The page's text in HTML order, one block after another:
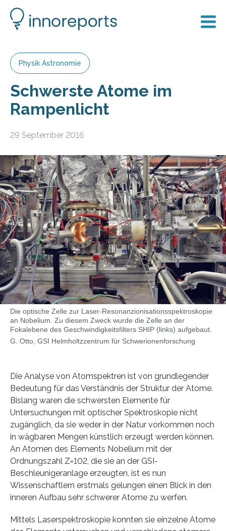
Physik Astronomie
Schwerste Atome im
Rampenlicht
29 September 2016
Die optische Zelle zur Laser-Resonanzionisationsspektroskopie
an Nobelium. Zu diesem Zweck wurde die Zelle an der
Fokalebene des Geschwindigkeitsfilters SHIP (links) aufgebaut.
G. Otto, GSI Helmholtzzentrum für Schwerionenforschung
Die Analyse von Atomspektren ist von grundlegender
Bedeutung für das Verständnis der Struktur der Atome.
Bislang waren die schwersten Elemente für
Untersuchungen mit optischer Spektroskopie nicht
zugänglich, da sie weder in der Natur vorkommen noch
in wägbaren Mengen künstlich erzeugt werden können.
An Atomen des Elements Nobelium mit der
Ordnungszahl Z=102, die sie an der GSI-
Beschleunigeranlage erzeugten, ist es nun
Wissenschaftlern erstmals gelungen einen Blick in den
inneren Aufbau sehr schwerer Atome zu werfen.
Mittels Laserspektroskopie konnten sie einzelne Atome